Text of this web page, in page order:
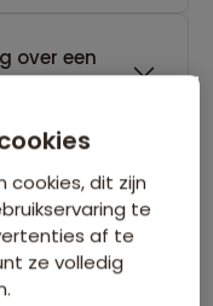
over een
reis
cookies, dit zijn
te
af te
ze volledig